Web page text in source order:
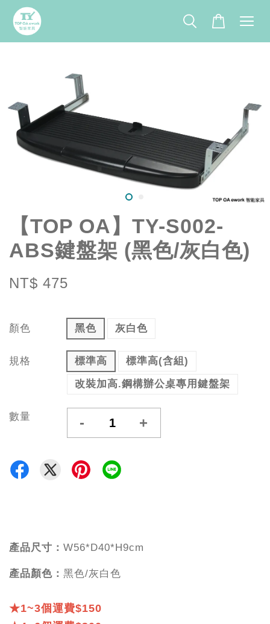
【TOP OA】TY-S002-
ABS鍵盤架 (黑色/灰白色)
NT$ 475
顏色 黑色 灰白色
規格 標準高
標準高(含組)
改裝加高.鋼構辦公桌專用鍵盤架
數量 - +
產品尺寸： W56*D40*H9cm
產品顏色： 黑色/灰白色
★1~3個運費$150